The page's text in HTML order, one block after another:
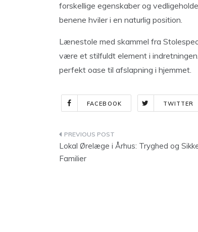
forskellige egenskaber og
benene hviler i en naturlig position.
Lænestole med skammel fra
være et stilfuldt element i
perfekt oase til afslapning i hjemmet.
FACEBOOK TWITTER
Indlægsnavigation
Lokal Ørelæge i Århus: Tryghed og
Familier